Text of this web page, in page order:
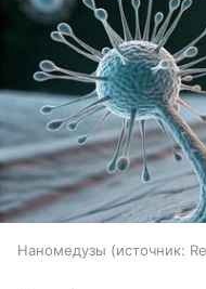
Наномедузы источник: